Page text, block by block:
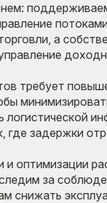
а
требует
задержки
и оптимизации
за
снижать